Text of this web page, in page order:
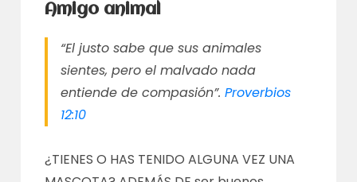
Amigo animal
“El justo sabe que sus animales
sientes, pero el malvado nada
entiende de compasión”.Proverbios
12:10
¿TIENES O HAS TENIDO ALGUNA VEZ UNA